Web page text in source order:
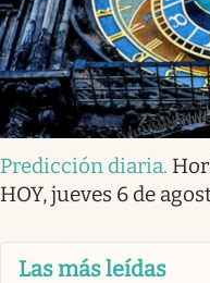
Predicción diaria.
HOY, jueves 6 de
Las más leídas